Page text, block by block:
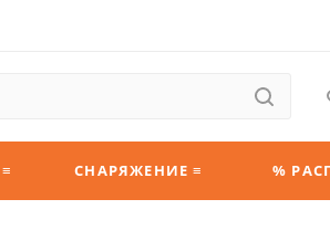
СНАРЯЖЕНИЕ ≡ %